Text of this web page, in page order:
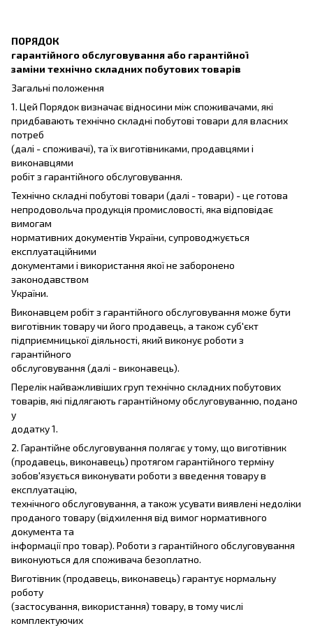
ПОРЯДОК
гарантійного обслуговування або гарантійної
заміни технічно складних побутових товарів
Загальні положення
1. Цей Порядок визначає відносини між споживачами, які
придбавають технічно складні побутові товари для власних
потреб
(далі - споживачі), та їх виготівниками, продавцями і
виконавцями
робіт з гарантійного обслуговування.
Технічно складні побутові товари (далі - товари) - це готова
непродовольча продукція промисловості, яка відповідає
вимогам
нормативних документів України, супроводжується
експлуатаційними
документами і використання якої не заборонено
законодавством
України.
Виконавцем робіт з гарантійного обслуговування може бути
виготівник товару чи його продавець, а також суб'єкт
підприємницької діяльності, який виконує роботи з
гарантійного
обслуговування (далі - виконавець).
Перелік найважливіших груп технічно складних побутових
товарів, які підлягають гарантійному обслуговуванню, подано
у
додатку 1.
2. Гарантійне обслуговування полягає у тому, що виготівник
(продавець, виконавець) протягом гарантійного терміну
зобов'язується виконувати роботи з введення товару в
експлуатацію,
технічного обслуговування, а також усувати виявлені недоліки
проданого товару (відхилення від вимог нормативного
документа та
інформації про товар). Роботи з гарантійного обслуговування
виконуються для споживача безоплатно.
Виготівник (продавець, виконавець) гарантує нормальну
роботу
(застосування, використання) товару, в тому числі
комплектуючих